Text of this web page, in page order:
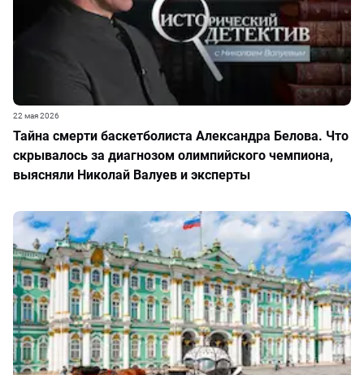
Тайна смерти баскетболиста Александра Белова. Что
скрывалось за диагнозом олимпийского чемпиона,
выясняли Николай Валуев и эксперты
22 мая 2026